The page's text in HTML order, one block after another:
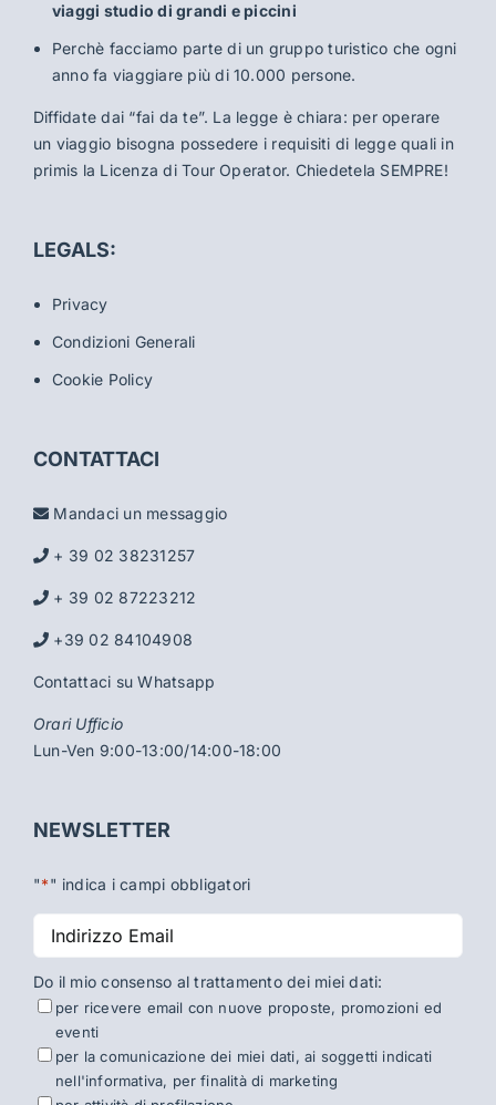
viaggi studio di grandi e piccini
Perchè facciamo parte di un gruppo turistico che ogni
anno fa viaggiare più di 10.000 persone.
Diffidate dai “fai da te”. La legge è chiara: per operare
un viaggio bisogna possedere i requisiti di legge quali in
primis la Licenza di Tour Operator. Chiedetela SEMPRE!
LEGALS:
Privacy
Condizioni Generali
Cookie Policy
CONTATTACI
Mandaci un messaggio
+ 39 02 38231257
+ 39 02 87223212
+39 02 84104908
Contattaci su Whatsapp
Orari Ufficio
Lun-Ven 9:00-13:00/14:00-18:00
NEWSLETTER
"*" indica i campi obbligatori
Indirizzo
Email*
Do il mio consenso al trattamento dei miei dati:
per ricevere email con nuove proposte, promozioni ed
eventi
per la comunicazione dei miei dati, ai soggetti indicati
nell'informativa, per finalità di marketing